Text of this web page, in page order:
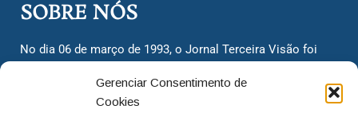
Gerenciar Consentimento de
Cookies
SOBRE NÓS
No dia 06 de março de 1993, o Jornal Terceira Visão foi
cidadãos valinhenses, já que naquela época só existiam
dois jornais. Há mais de 30 anos, o jornal continua